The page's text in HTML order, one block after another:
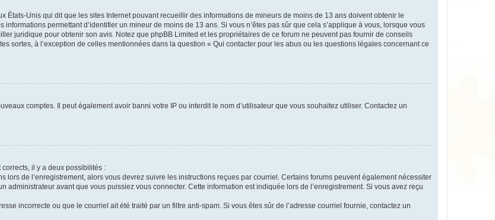
États-Unis qui dit que les sites Internet pouvant recueillir des informations de mineurs de moins de 13 ans doivent obtenir le
permettant d’identifier un mineur de moins de 13 ans. Si vous n’êtes pas sûr que cela s’applique à vous, lorsque vous
juridique pour obtenir son avis. Notez que phpBB Limited et les propriétaires de ce forum ne peuvent pas fournir de conseils
sortes, à l’exception de celles mentionnées dans la question « Qui contacter pour les abus ou les questions légales concernant ce
comptes. Il peut également avoir banni votre IP ou interdit le nom d’utilisateur que vous souhaitez utiliser. Contactez un
corrects, il y a deux possibilités :
lors de l’enregistrement, alors vous devrez suivre les instructions reçues par courriel. Certains forums peuvent également nécessiter
avant que vous puissiez vous connecter. Cette information est indiquée lors de l’enregistrement. Si vous avez reçu
incorrecte ou que le courriel ait été traité par un filtre anti-spam. Si vous êtes sûr de l’adresse courriel fournie, contactez un